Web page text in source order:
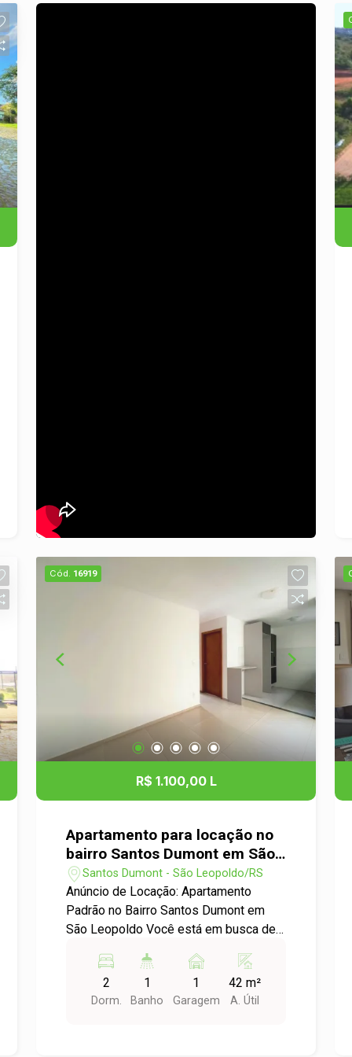
Cód. 16919
R$ 1.100,00 L
Apartamento para locação no
bairro Santos Dumont em São
Leopoldo
Santos Dumont - São Leopoldo/RS
Anúncio de Locação: Apartamento
Padrão no Bairro Santos Dumont em
São Leopoldo Você está em busca de
perfeita para você! Apresentamos um
aconchegante apartamento para
locação no bairro Santos Dumont, ideal
2
Dorm.
1
Banho
1
Garagem
42 m²
A. Útil